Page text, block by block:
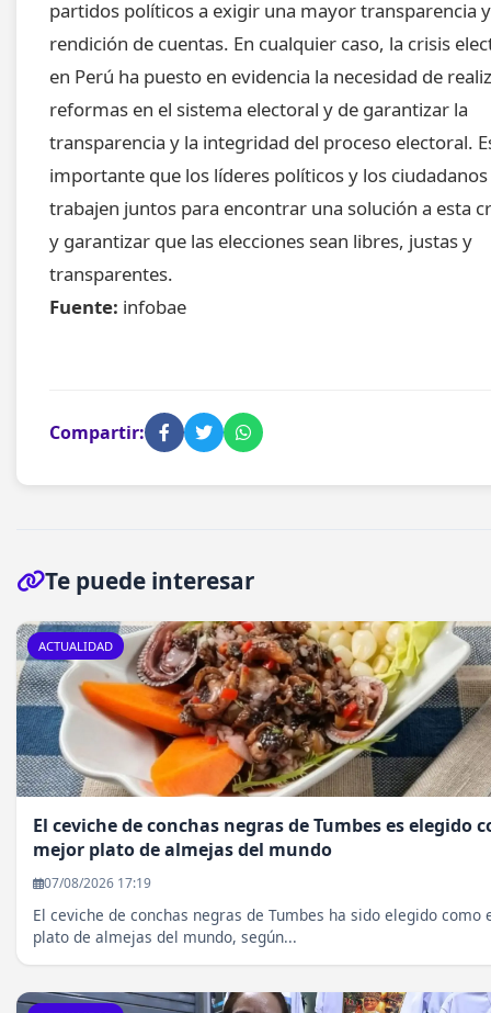
partidos políticos a exigir una mayor transparencia y
rendición de cuentas. En cualquier caso, la crisis
en Perú ha puesto en evidencia la necesidad de
reformas en el sistema electoral y de garantizar la
transparencia y la integridad del proceso electoral.
importante que los líderes políticos y los ciudadanos
trabajen juntos para encontrar una solución a esta
y garantizar que las elecciones sean libres, justas y
transparentes.
Fuente: infobae
Compartir:
Te puede interesar
ACTUALIDAD
El ceviche de conchas negras de Tumbes es elegido
mejor plato de almejas del mundo
07/08/2026 17:19
El ceviche de conchas negras de Tumbes ha sido elegido como
plato de almejas del mundo, según...